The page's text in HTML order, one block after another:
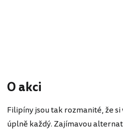
O akci
Filipíny jsou tak rozmanité, že si
úplně každý. Zajímavou